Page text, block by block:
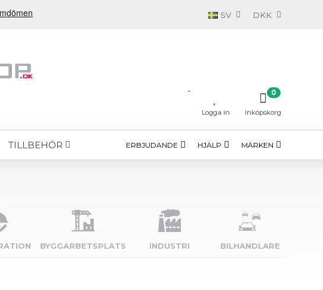
SV DKK
-
Logga in Inköpskorg
0
TILLBEHÖR ERBJUDANDE HJÄLP MÄRKEN
BYGGARBETSPLATS INDUSTRI BILHANDLARE